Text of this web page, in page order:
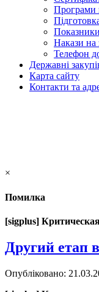
Програми
Накази на
Телефон
Державні
Карта сайту
Контакти та
×
Помилка
[sigplus]
Другий етап
Опубліковано: